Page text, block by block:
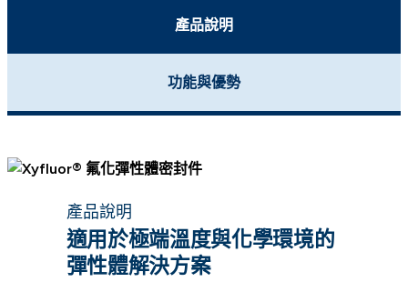
產品說明
功能與優勢
產品說明
適用於極端溫度與化學環境的
彈性體解決方案